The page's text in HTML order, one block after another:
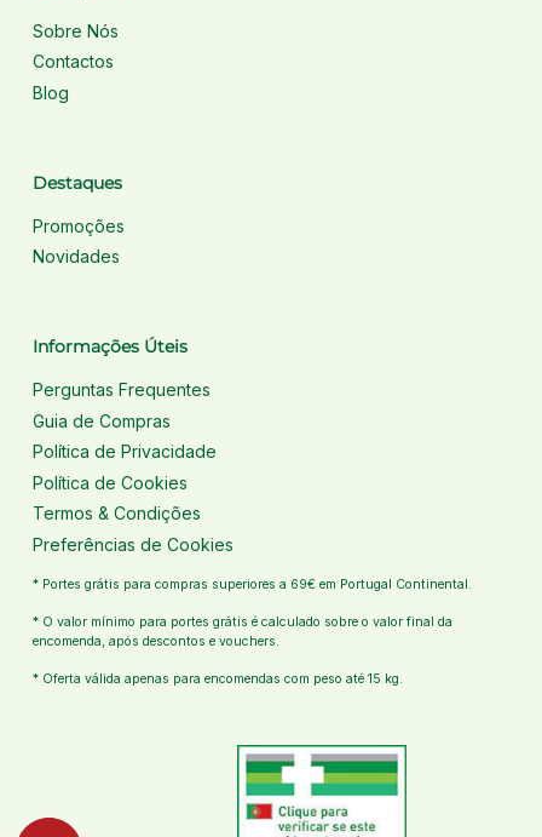
Sobre Nós
Contactos
Blog
Destaques
Promoções
Novidades
Informações Úteis
Perguntas Frequentes
Guia de Compras
Política de Privacidade
Política de Cookies
Termos & Condições
Preferências de Cookies
* Portes grátis para compras superiores a 69€ em Portugal Continental.
* O valor mínimo para portes grátis é calculado sobre o valor final da
encomenda, após descontos e vouchers.
* Oferta válida apenas para encomendas com peso até 15 kg.